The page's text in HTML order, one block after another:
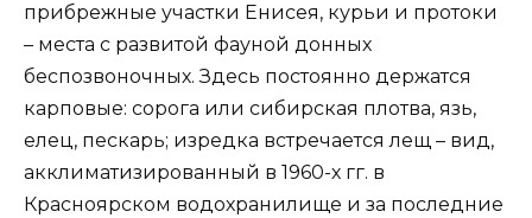
прибрежные участки Енисея, курьи и протоки
– места с развитой фауной донных
беспозвоночных. Здесь постоянно держатся
карповые: сорога или сибирская плотва, язь,
елец, пескарь; изредка встречается лещ – вид,
акклиматизированный в 1960-х гг. в
Красноярском водохранилище и за последние